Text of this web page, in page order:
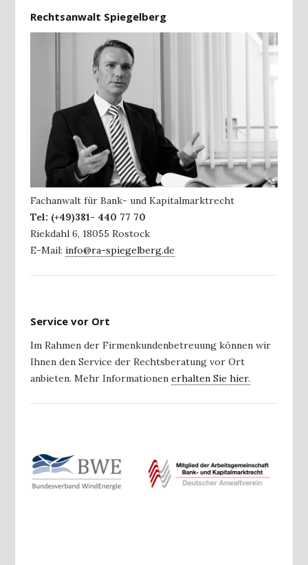
Rechtsanwalt Spiegelberg
Fachanwalt für Bank- und Kapitalmarktrecht
Tel: (+49)381- 440 77 70
Riekdahl 6, 18055 Rostock
E-Mail: info@ra-spiegelberg.de
Service vor Ort
Im Rahmen der Firmenkundenbetreuung können wir
Ihnen den Service der Rechtsberatung vor Ort
anbieten. Mehr Informationen erhalten Sie hier.